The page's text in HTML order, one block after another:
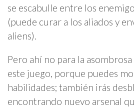
se escabulle entre los
(puede curar a los aliados y
aliens).
Pero ahí no para la
este juego, porque puedes
habilidades; también irás
encontrando nuevo arsenal